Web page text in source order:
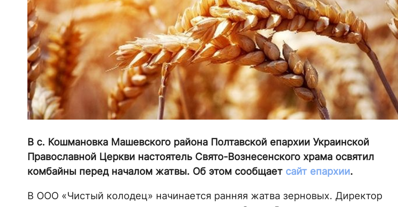
В с. Кошмановка Машевского района Полтавской епархии Украинской
Православной Церкви настоятель Свято-Вознесенского храма освятил
комбайны перед началом жатвы. Об этом сообщает сайт епархии.
В ООО «Чистый колодец» начинается ранняя жатва зерновых. Директор